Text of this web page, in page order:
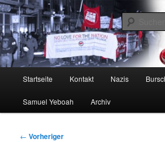
Zum
primären
Inhalt
springenAntifa Saar / Projekt
Startseite Kontakt Nazis
Samuel Yeboah Archiv
Beitragsnavigation
← Vorheriger